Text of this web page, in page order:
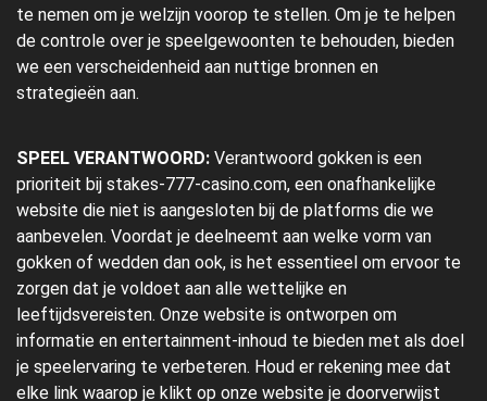
te nemen om je welzijn voorop te stellen. Om je te helpen
de controle over je speelgewoonten te behouden, bieden
we een verscheidenheid aan nuttige bronnen en
strategieën aan.
SPEEL VERANTWOORD: Verantwoord gokken is een
prioriteit bij stakes-777-casino.com, een onafhankelijke
website die niet is aangesloten bij de platforms die we
aanbevelen. Voordat je deelneemt aan welke vorm van
gokken of wedden dan ook, is het essentieel om ervoor te
zorgen dat je voldoet aan alle wettelijke en
leeftijdsvereisten. Onze website is ontworpen om
informatie en entertainment-inhoud te bieden met als doel
je speelervaring te verbeteren. Houd er rekening mee dat
elke link waarop je klikt op onze website je doorverwijst